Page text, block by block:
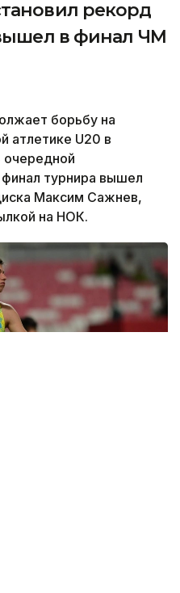
рекорд
в финал ЧМ
борьбу на
атлетике U20 в
турнира вышел
Максим Сажнев,
на НОК.